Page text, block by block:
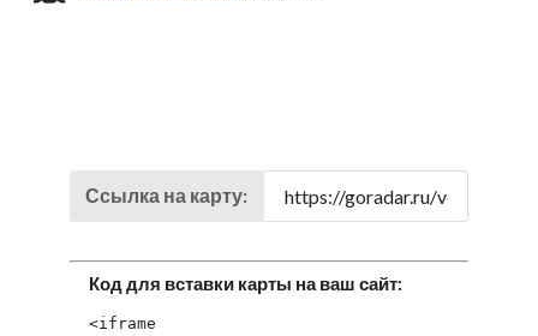
Ссылка на карту:
Код для вставки карты на ваш сайт:
<iframe